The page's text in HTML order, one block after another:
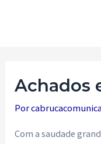
Achados
Por
Com a saudade